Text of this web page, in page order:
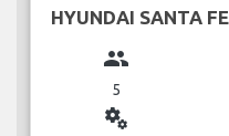
HYUNDAI SANTA FE
group
5
miscellaneous_services